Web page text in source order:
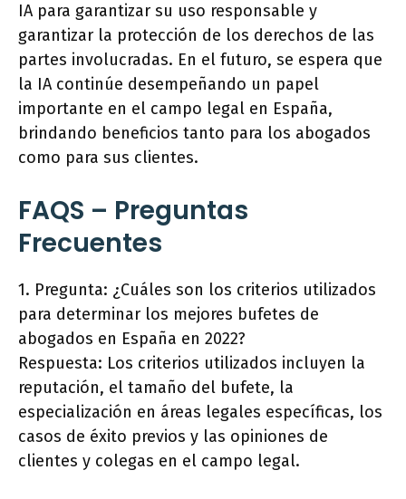
IA para garantizar su uso responsable y
garantizar la protección de los derechos de las
partes involucradas. En el futuro, se espera que
la IA continúe desempeñando un papel
importante en el campo legal en España,
brindando beneficios tanto para los abogados
como para sus clientes.
FAQS – Preguntas
Frecuentes
1. Pregunta: ¿Cuáles son los criterios utilizados
para determinar los mejores bufetes de
abogados en España en 2022?
Respuesta: Los criterios utilizados incluyen la
reputación, el tamaño del bufete, la
especialización en áreas legales específicas, los
casos de éxito previos y las opiniones de
clientes y colegas en el campo legal.